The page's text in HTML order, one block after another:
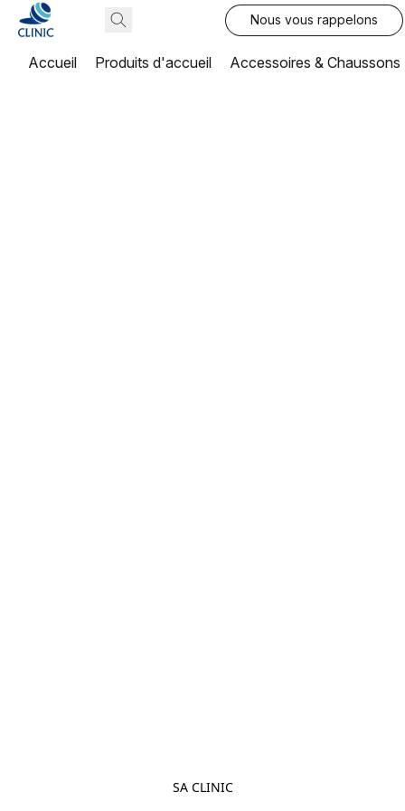
Nous vous rappelons
Accueil Produits d'accueil Accessoires & Chaussons
SA CLINIC